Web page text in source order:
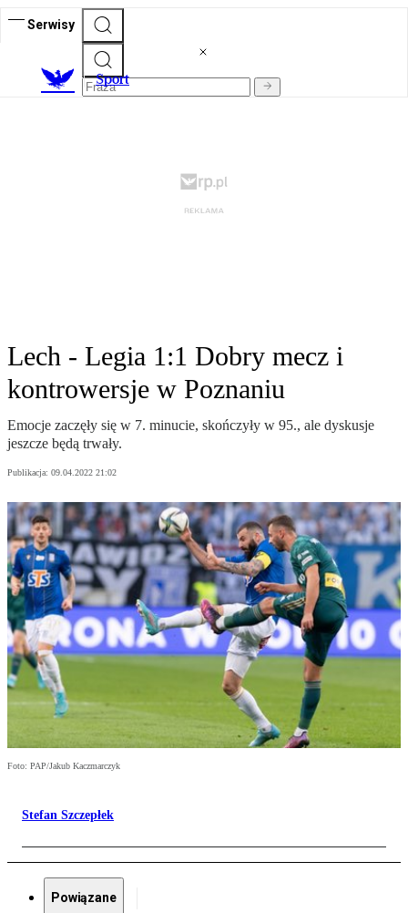
Serwisy
Sport
Lech - Legia 1:1 Dobry mecz i
kontrowersje w Poznaniu
Emocje zaczęły się w 7. minucie, skończyły w 95., ale dyskusje
jeszcze będą trwały.
Publikacja: 09.04.2022 21:02
Foto: PAP/Jakub Kaczmarczyk
Stefan Szczepłek
Powiązane